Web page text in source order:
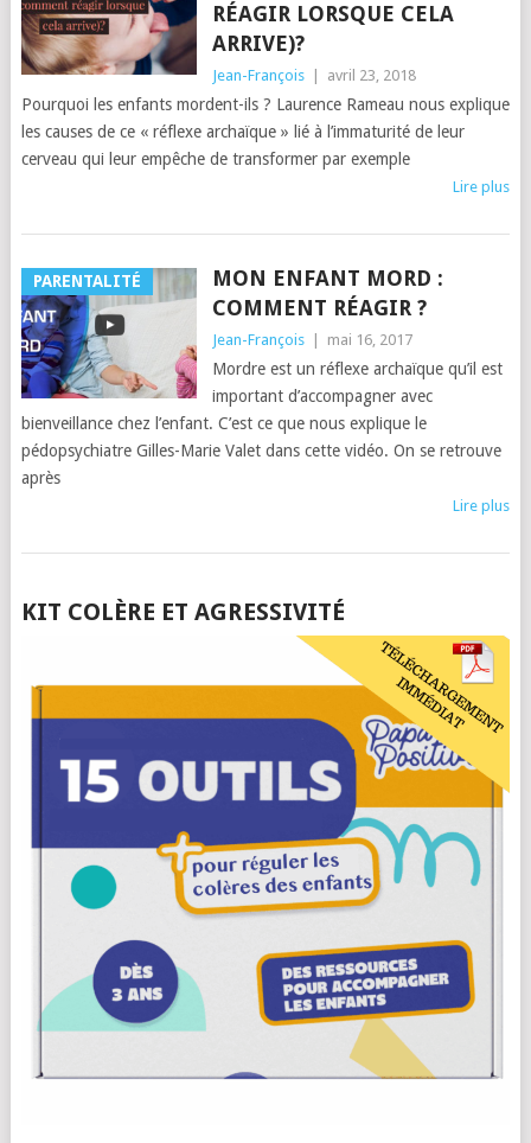
RÉAGIR LORSQUE CELA
ARRIVE)?
Jean-François avril 23, 2018
Pourquoi les enfants mordent-ils ? Laurence Rameau nous explique
les causes de ce « réflexe archaïque » lié à l’immaturité de leur
cerveau qui leur empêche de transformer par exemple
Lire plus
PARENTALITÉ
MON ENFANT MORD :
COMMENT RÉAGIR ?
Jean-François mai 16, 2017
Mordre est un réflexe archaïque qu’il est
important d’accompagner avec
bienveillance chez l’enfant. C’est ce que nous explique le
pédopsychiatre Gilles-Marie Valet dans cette vidéo. On se retrouve
après
Lire plus
POSTS
KIT COLÈRE ET AGRESSIVITÉ